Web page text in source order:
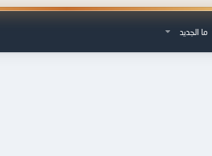
ما الجديد